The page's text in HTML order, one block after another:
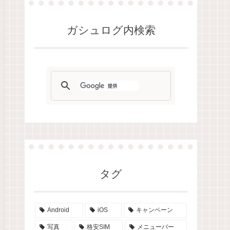
ガシュログ内検索
タグ
Android iOS キャンペーン
写真 格安SIM メニューバー